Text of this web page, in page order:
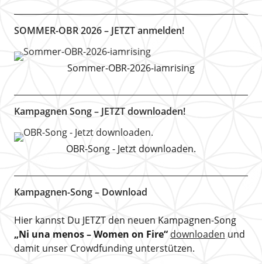
SOMMER-OBR 2026 – JETZT anmelden!
Sommer-OBR-2026-iamrising
Kampagnen Song – JETZT downloaden!
OBR-Song - Jetzt downloaden.
Kampagnen-Song – Download
Hier kannst Du JETZT den neuen Kampagnen-Song
„Ni una menos – Women on Fire“downloaden und
damit unser Crowdfunding unterstützen.